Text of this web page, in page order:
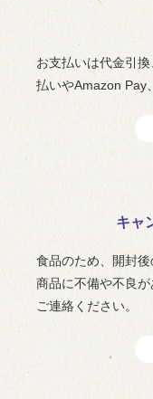
お支払いは代金引
払いやAmazon Pay
キャ
食品のため、開封後
商品に不備や不良
ご連絡ください。